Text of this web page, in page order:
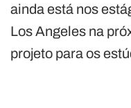
ainda está nos
Los Angeles na
projeto para os